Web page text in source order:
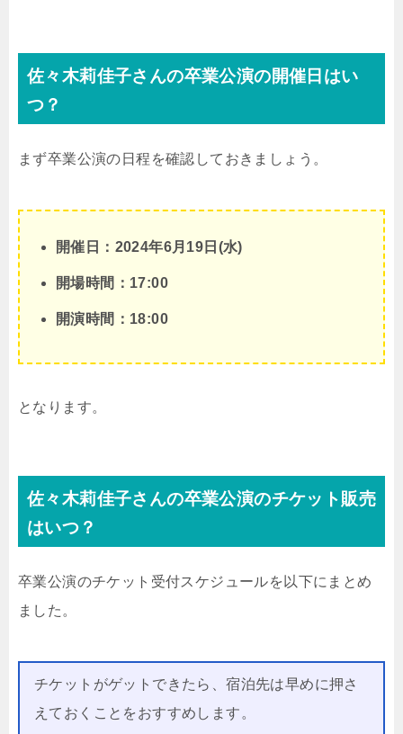
佐々木莉佳子さんの卒業公演の開催日はい
つ？
まず卒業公演の日程を確認しておきましょう。
開催日：2024年6月19日(水)
開場時間：17:00
開演時間：18:00
となります。
佐々木莉佳子さんの卒業公演のチケット販売
はいつ？
卒業公演のチケット受付スケジュールを以下にまとめ
ました。
チケットがゲットできたら、宿泊先は早めに押さ
えておくことをおすすめします。